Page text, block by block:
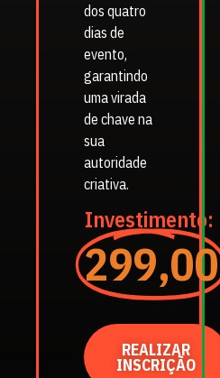
dos quatro
dias de
evento,
garantindo
uma virada
de chave na
sua
autoridade
criativa.
Investimento:
299,00
REALIZAR
INSCRIÇÃO